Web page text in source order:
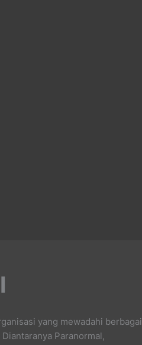
yang mewadahi berbagai
Paranormal,